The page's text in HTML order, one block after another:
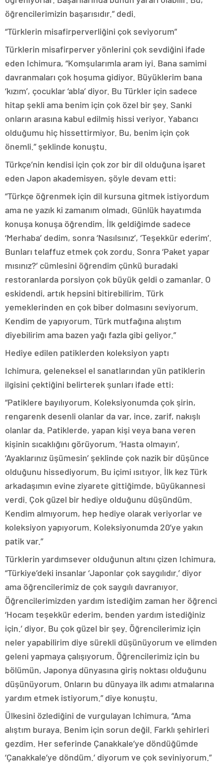
öğrencilerimizin başarısıdır.” dedi.
“Türklerin misafirperverliğini çok seviyorum”
Türklerin misafirperver yönlerini çok sevdiğini ifade
eden Ichimura, “Komşularımla aram iyi. Bana samimi
davranmaları çok hoşuma gidiyor. Büyüklerim bana
‘kızım’, çocuklar ‘abla’ diyor. Bu Türkler için sadece
hitap şekli ama benim için çok özel bir şey. Sanki
onların arasına kabul edilmiş hissi veriyor. Yabancı
olduğumu hiç hissettirmiyor. Bu, benim için çok
önemli.” şeklinde konuştu.
Türkçe’nin kendisi için çok zor bir dil olduğuna işaret
eden Japon akademisyen, şöyle devam etti:
“Türkçe öğrenmek için dil kursuna gitmek istiyordum
ama ne yazık ki zamanım olmadı. Günlük hayatımda
konuşa konuşa öğrendim. İlk geldiğimde sadece
‘Merhaba’ dedim, sonra ‘Nasılsınız’, ‘Teşekkür ederim’.
Bunları telaffuz etmek çok zordu. Sonra ‘Paket yapar
mısınız?’ cümlesini öğrendim çünkü buradaki
restoranlarda porsiyon çok büyük geldi o zamanlar. O
eskidendi, artık hepsini bitirebilirim. Türk
yemeklerinden en çok biber dolmasını seviyorum.
Kendim de yapıyorum. Türk mutfağına alıştım
diyebilirim ama bazen yağı fazla gibi geliyor.”
Hediye edilen patiklerden koleksiyon yaptı
Ichimura, geleneksel el sanatlarından yün patiklerin
ilgisini çektiğini belirterek şunları ifade etti:
“Patiklere bayılıyorum. Koleksiyonumda çok şirin,
rengarenk desenli olanlar da var, ince, zarif, nakışlı
olanlar da. Patiklerde, yapan kişi veya bana veren
kişinin sıcaklığını görüyorum. ‘Hasta olmayın’,
‘Ayaklarınız üşümesin’ şeklinde çok nazik bir düşünce
olduğunu hissediyorum. Bu içimi ısıtıyor. İlk kez Türk
arkadaşımın evine ziyarete gittiğimde, büyükannesi
verdi. Çok güzel bir hediye olduğunu düşündüm.
Kendim almıyorum, hep hediye olarak veriyorlar ve
koleksiyon yapıyorum. Koleksiyonumda 20’ye yakın
patik var.”
Türklerin yardımsever olduğunun altını çizen Ichimura,
“Türkiye’deki insanlar ‘Japonlar çok saygılıdır.’ diyor
ama öğrencilerimiz de çok saygılı davranıyor.
Öğrencilerimizden yardım istediğim zaman her öğrenci
‘Hocam teşekkür ederim, benden yardım istediğiniz
için.’ diyor. Bu çok güzel bir şey. Öğrencilerimiz için
neler yapabilirim diye sürekli düşünüyorum ve elimden
geleni yapmaya çalışıyorum. Öğrencilerimiz için bu
bölümün, Japonya dünyasına giriş noktası olduğunu
düşünüyorum. Onların bu dünyaya ilk adımı atmalarına
yardım etmek istiyorum.” diye konuştu.
Ülkesini özlediğini de vurgulayan Ichimura, “Ama
alıştım buraya. Benim için sorun değil. Farklı şehirleri
gezdim. Her seferinde Çanakkale’ye döndüğümde
‘Çanakkale’ye döndüm.’ diyorum ve çok seviniyorum.”